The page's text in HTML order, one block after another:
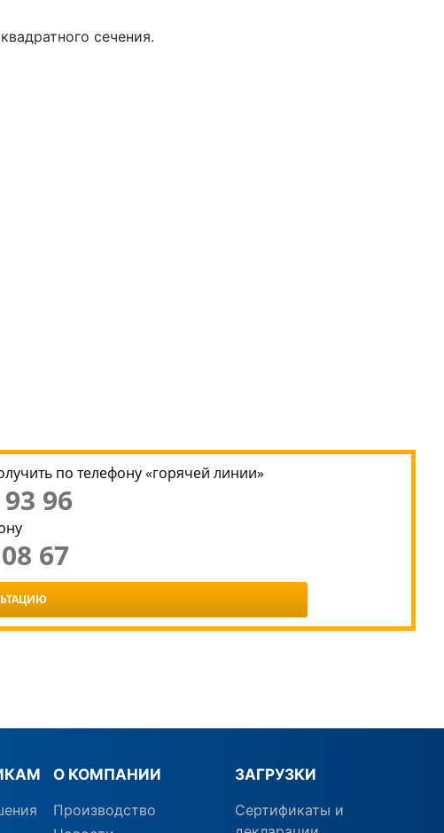
сечения.
по телефону «горячей линии»
96
67
О КОМПАНИИ
Производство
ЗАГРУЗКИ
Сертификаты и